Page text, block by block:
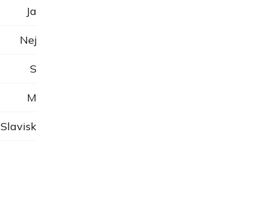
Ja
Nej
S
M
Slavisk